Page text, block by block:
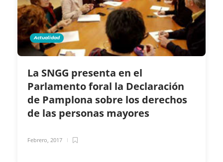
Actualidad
La SNGG presenta en el
Parlamento foral la Declaración
de Pamplona sobre los derechos
de las personas mayores
Febrero, 2017